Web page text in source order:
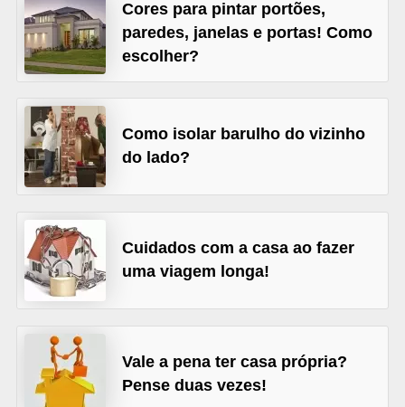
Cores para pintar portões,
paredes, janelas e portas! Como
escolher?
Como isolar barulho do vizinho
do lado?
Cuidados com a casa ao fazer
uma viagem longa!
Vale a pena ter casa própria?
Pense duas vezes!
a
l
g
a
r
i
m
ó
v
e
C
o